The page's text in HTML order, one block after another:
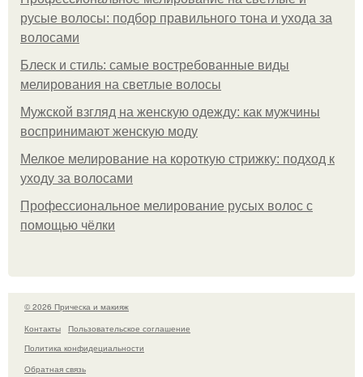
русые волосы: подбор правильного тона и ухода за
волосами
Блеск и стиль: самые востребованные виды
мелирования на светлые волосы
Мужской взгляд на женскую одежду: как мужчины
воспринимают женскую моду
Мелкое мелирование на короткую стрижку: подход к
уходу за волосами
Профессиональное мелирование русых волос с
помощью чёлки
© 2026 Прическа и макияж
Контакты
Пользовательское соглашение
Политика конфидециальности
Обратная связь